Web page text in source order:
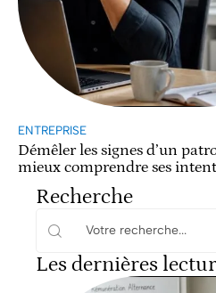
ENTREPRISE
Démêler les signes d’un
mieux comprendre ses
Recherche
Les dernières